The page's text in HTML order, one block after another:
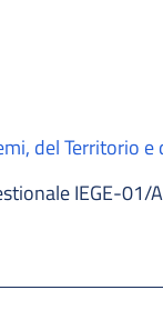
del Territorio e
IEGE-01/A